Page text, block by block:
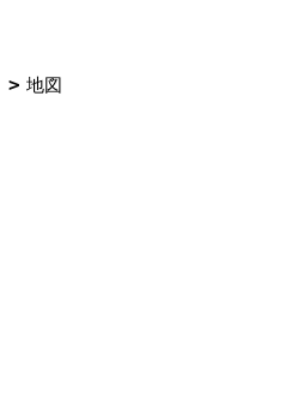
地図